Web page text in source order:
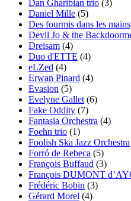
Dan Gharibian trio (3)
Daniel Mille (5)
Des fourmis dans les mains
Devil Jo & the
Dreisam (4)
Duo d'ETTE (4)
eLZed (4)
Erwan Pinard (4)
Evasion (5)
Evelyne Gallet (6)
Fake Oddity (7)
Fantasia Orchestra (4)
Foehn trio (1)
Foolish Ska Jazz Orchestra
Forró de Rebeca (5)
François Buffaud (3)
François DUMONT
Frédéric Bobin (3)
Gérard Morel (4)